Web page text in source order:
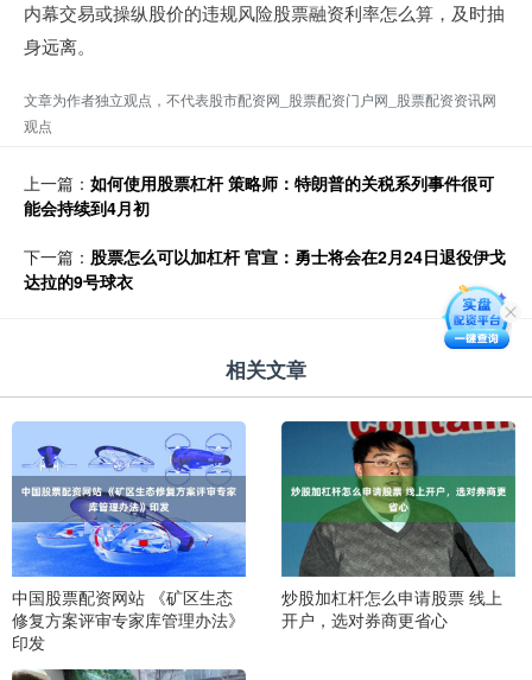
内幕交易或操纵股价的违规风险股票融资利率怎么算，及时抽
身远离。
文章为作者独立观点，不代表股市配资网_股票配资门户网_股票配资资讯网
观点
上一篇： 如何使用股票杠杆 策略师：特朗普的关税系列事件很可
能会持续到4月初
下一篇： 股票怎么可以加杠杆 官宣：勇士将会在2月24日退役伊戈
达拉的9号球衣
相关文章
中国股票配资网站 《矿区生态
修复方案评审专家库管理办法》
印发
炒股加杠杆怎么申请股票 线上
开户，选对券商更省心